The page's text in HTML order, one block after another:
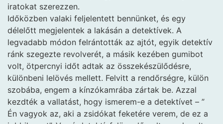
iratokat szerezzen.
Időközben valaki feljelentett bennünket, és egy
délelőtt megjelentek a lakásán a detektívek. A
legvadabb módon felrántották az ajtót, egyik detektív
ránk szegezte revolverét, a másik kezében gumibot
volt, ötpercnyi időt adtak az összekészülődésre,
különbeni lelövés mellett. Felvitt a rendőrségre, külön
szobába, engem a kínzókamrába zártak be. Azzal
kezdték a vallatást, hogy ismerem-e a detektívet – ”
Én vagyok az, aki a zsidókat feketére verem, de ez a